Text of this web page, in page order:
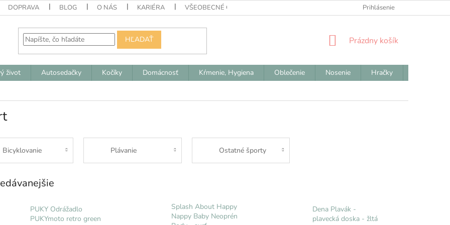
DOPRAVA BLOG O NÁS KARIÉRA VŠEOBECNÉ OBCHODNÉ PODMIENKY ODSTÚPENIE OD ZMLUVY
Prihlásenie
HĽADAŤ
NÁKUPNÝ
Prázdny košík
život Autosedačky Kočíky Domácnosť Kŕmenie, Hygiena Oblečenie Nosenie Hračky
Bicyklovanie Plávanie Ostatné športy
PUKY Odrážadlo
PUKYmoto retro green
Splash About Happy
Nappy Baby Neoprén
Dena Plavák -
plavecká doska - žltá